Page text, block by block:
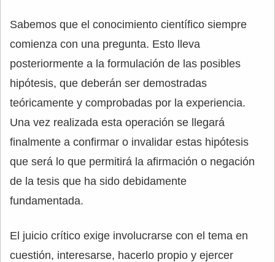
Sabemos que el conocimiento científico siempre
comienza con una pregunta. Esto lleva
posteriormente a la formulación de las posibles
hipótesis, que deberán ser demostradas
teóricamente y comprobadas por la experiencia.
Una vez realizada esta operación se llegará
finalmente a confirmar o invalidar estas hipótesis
que será lo que permitirá la afirmación o negación
de la tesis que ha sido debidamente
fundamentada.
El juicio crítico exige involucrarse con el tema en
cuestión, interesarse, hacerlo propio y ejercer